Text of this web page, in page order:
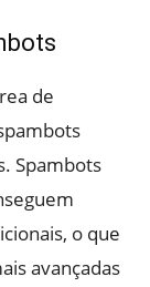
de
Spambots
o que
avançadas